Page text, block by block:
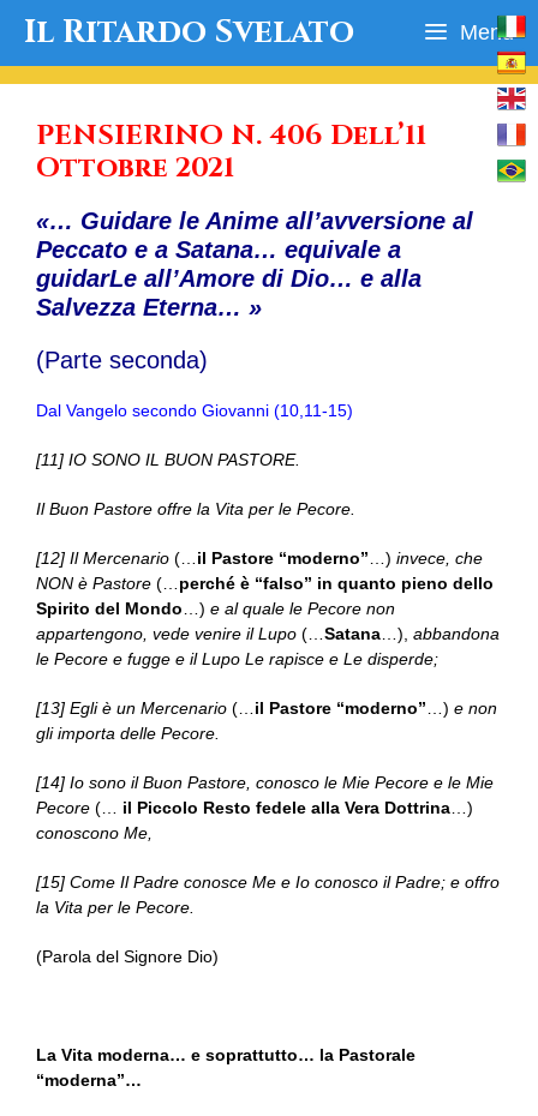
Il Ritardo Svelato Menu
PENSIERINO N. 406 Dell’11
Ottobre 2021
«… Guidare le Anime all’avversione al
Peccato e a Satana… equivale a
guidarLe all’Amore di Dio… e alla
Salvezza Eterna… »
(Parte seconda)
Dal Vangelo secondo Giovanni (10,11-15)
[11] IO SONO IL BUON PASTORE.
Il Buon Pastore offre la Vita per le Pecore.
[12] Il Mercenario (… il Pastore “moderno” …) invece, che
NON è Pastore (… perché è “falso” in quanto pieno dello
Spirito del Mondo …) e al quale le Pecore non
appartengono, vede venire il Lupo (… Satana …), abbandona
le Pecore e fugge e il Lupo Le rapisce e Le disperde;
[13] Egli è un Mercenario (… il Pastore “moderno” …) e non
gli importa delle Pecore.
[14] Io sono il Buon Pastore, conosco le Mie Pecore e le Mie
Pecore (… il Piccolo Resto fedele alla Vera Dottrina …)
conoscono Me,
[15] Come Il Padre conosce Me e Io conosco il Padre; e offro
la Vita per le Pecore.
(Parola del Signore Dio)
La Vita moderna… e soprattutto… la Pastorale
“moderna”…